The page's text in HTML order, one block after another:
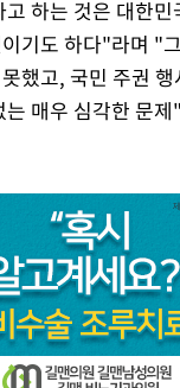
하는 것은 대한
기도 하다"라며 "
했고, 국민 주권
는 매우 심각한 문